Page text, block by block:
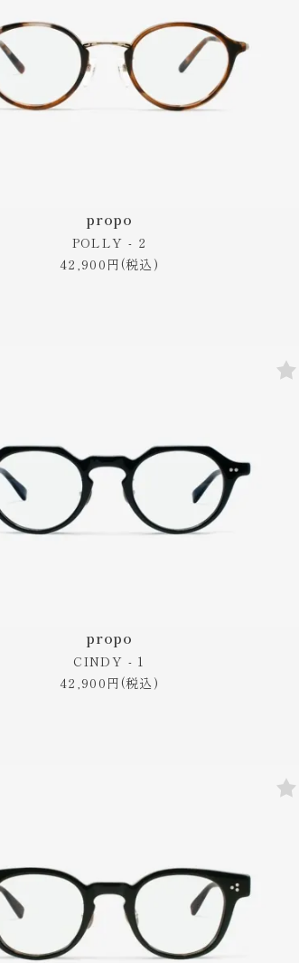
propo
POLLY - 2
42,900円(税込)
propo
CINDY - 1
42,900円(税込)